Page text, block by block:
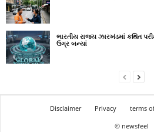
ભારતીય રાજ્ય ઝારખંડમાં કથિત
ઉગ્ર બન્યાં
Disclaimer Privacy terms
© newsfeel